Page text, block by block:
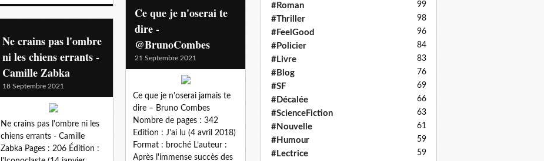
Ce que je n'oserai te
dire -
@BrunoCombes
21 Septembre 2021
Ce que je n'oserai jamais te
dire – Bruno Combes
Nombre de pages : 342
Edition : J'ai lu (4 avril 2018)
Format : broché L’auteur :
Après l'immense succès des
Ne crains pas l'ombre
ni les chiens errants -
Camille Zabka
18 Septembre 2021
Ne crains pas l'ombre ni les
chiens errants - Camille
Zabka Pages : 206 Édition :
#Roman 99
#Thriller 98
#FeelGood 96
#Policier 84
#Livre 83
#Blog 76
#SF 69
#Décalée 66
#ScienceFiction 63
#Nouvelle 61
#Humour 59
#Lectrice 59